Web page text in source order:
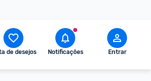
de desejos Notificações Entrar